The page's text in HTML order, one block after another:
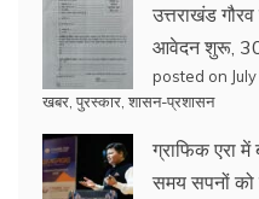
उत्तराखंड
आवेदन शुरू,
posted on
खबर पुरस्कार शासन-प्रशासन
ग्राफिक एरा
समय सपनों को